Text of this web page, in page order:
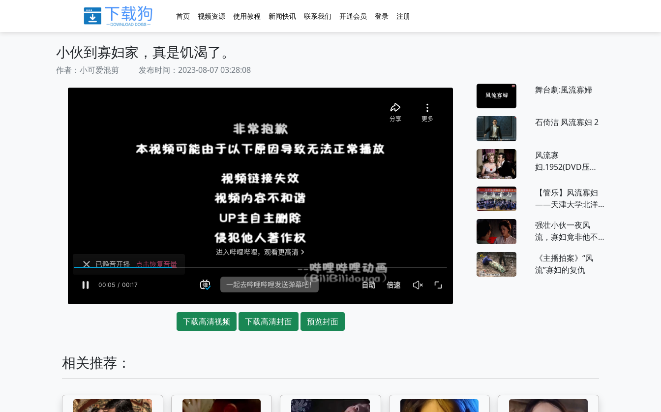
首页 视频资源 使用教程 新闻快讯 联系我们 开通会员 登录 注册
小伙到寡妇家，真是饥渴了。
作者：小可爱混剪 发布时间：2023-08-07 03:28:08
下载高清视频 下载高清封面 预览封面
舞台劇:風流寡婦
石倚洁 风流寡妇 2
风流寡
妇.1952(DVD压
【管乐】风流寡妇
——天津大学北洋
音乐会录像-2
强壮小伙一夜风
流，寡妇竟非他不
样 (9)
《主播拍案》“风
流”寡妇的复仇
相关推荐：